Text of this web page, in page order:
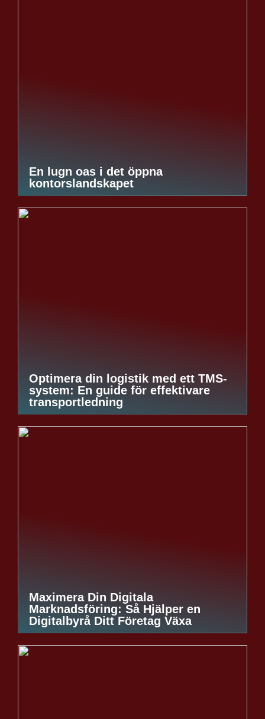
En lugn oas i det öppna
kontorslandskapet
Optimera din logistik med ett TMS-
system: En guide för effektivare
transportledning
Maximera Din Digitala
Marknadsföring: Så Hjälper en
Digitalbyrå Ditt Företag Växa